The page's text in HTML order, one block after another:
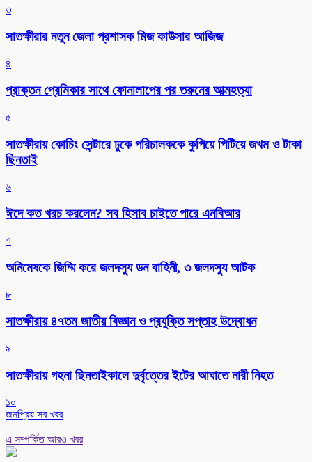
৩
সাতক্ষীরার নতুন জেলা প্রশাসক মিজ কাউসার আজিজ
৪
প্রাক্তন প্রেমিকার সাথে ফোনালাপের পর তরুনের আত্মহত্যা
৫
সাতক্ষীরায় কোচিং সেন্টারে ঢুকে পরিচালককে কুপিয়ে পিটিয়ে জখম ও টাকা
ছিনতাই
৬
ঈদে কত খরচ করলেন? সব হিসাব চাইতে পারে এনবিআর
৭
অনিমেষকে জিম্মি করে জলদস্যু ডন বাহিনী, ৩ জলদস্যু আটক
৮
সাতক্ষীরায় ৪৭তম জাতীয় বিজ্ঞান ও প্রযুক্তি সপ্তাহ উদ্বোধন
৯
সাতক্ষীরায় গহনা ছিনতাইকালে দুর্বৃত্তের ইটের আঘাতে নারী নিহত
১০
জনপ্রিয় সব খবর
এ সম্পর্কিত আরও খবর